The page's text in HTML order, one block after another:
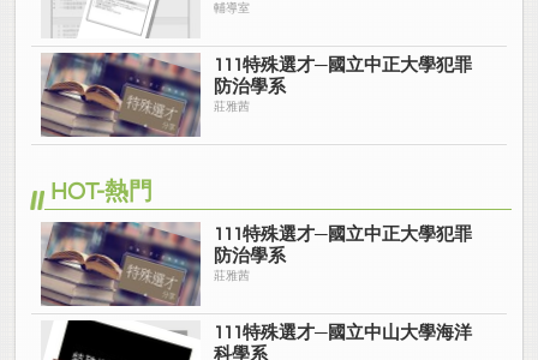
輔導室
111特殊選才─國立中正大學犯罪
防治學系
莊雅茜
HOT-熱門
111特殊選才─國立中正大學犯罪
防治學系
莊雅茜
111特殊選才─國立中山大學海洋
科學系